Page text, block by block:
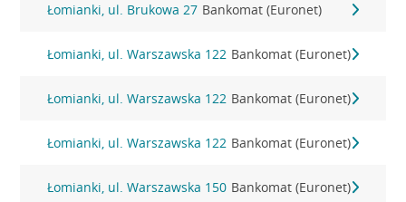
Łomianki, ul. Brukowa 27 Bankomat (Euronet)
Łomianki, ul. Warszawska 122 Bankomat (Euronet)
Łomianki, ul. Warszawska 122 Bankomat (Euronet)
Łomianki, ul. Warszawska 122 Bankomat (Euronet)
Łomianki, ul. Warszawska 150 Bankomat (Euronet)